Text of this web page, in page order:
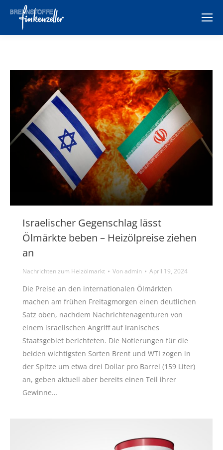
Israelischer Gegenschlag lässt
Ölmärkte beben – Heizölpreise ziehen
an
Nachrichten zum Heizölmarkt Vonadmin April 19, 2024
Die Preise an den internationalen Ölmärkten
machen am frühen Freitagmorgen einen deutlichen
Satz oben, nachdem Nachrichtenagenturen von
einem israelischen Angriff auf iranisches
Staatsgebiet berichteten. Die Notierungen für die
beiden wichtigsten Sorten Brent und WTI zogen in
der Spitze um etwa drei Dollar pro Barrel (159 Liter)
an, geben aktuell aber bereits einen Teil ihrer
Gewinne…